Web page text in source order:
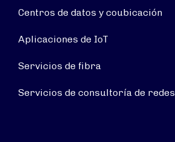
Centros de datos y coubicación
Aplicaciones de IoT
Servicios de fibra
Servicios de consultoría de redes